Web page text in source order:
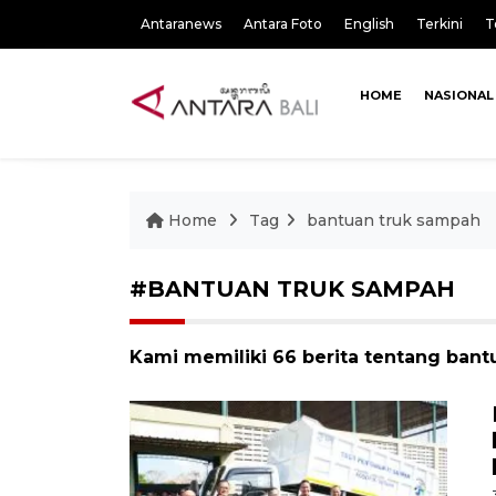
Antaranews Antara Foto English Terkini
HOME NASIONAL
Home Tag bantuan truk sampah
#BANTUAN TRUK SAMPAH
Kami memiliki 66 berita tentang